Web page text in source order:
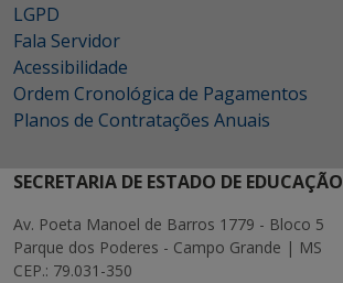
LGPD
Fala Servidor
Acessibilidade
Ordem Cronológica de Pagamentos
Planos de Contratações Anuais
SECRETARIA DE ESTADO DE EDUCAÇÃO
Av. Poeta Manoel de Barros 1779 - Bloco 5
Parque dos Poderes - Campo Grande | MS
CEP.: 79.031-350